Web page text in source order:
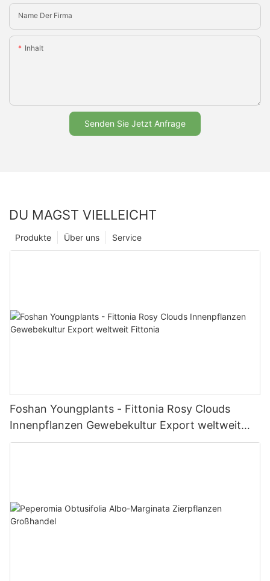
Name Der Firma
Inhalt
Senden Sie Jetzt Anfrage
DU MAGST VIELLEICHT
Service
Über uns
Produkte
Foshan Youngplants - Fittonia Rosy Clouds
Innenpflanzen Gewebekultur Export weltweit
Fittonia